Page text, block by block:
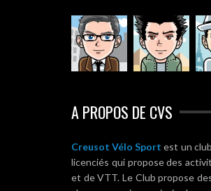
A PROPOS DE CVS
Creusot Vélo Sport est un
licenciés qui propose des
et de VTT. Le Club propose